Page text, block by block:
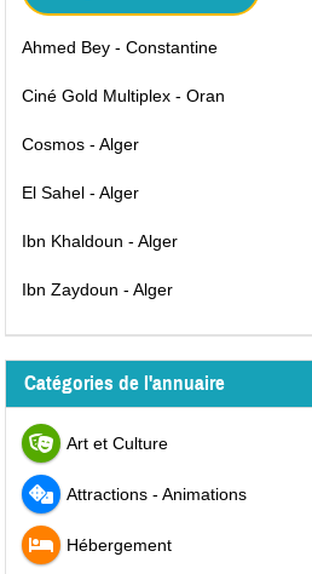
Ahmed Bey - Constantine
Ciné Gold Multiplex - Oran
Cosmos - Alger
El Sahel - Alger
Ibn Khaldoun - Alger
Ibn Zaydoun - Alger
Catégories de l'annuaire
Art et Culture
Attractions - Animations
Hébergement